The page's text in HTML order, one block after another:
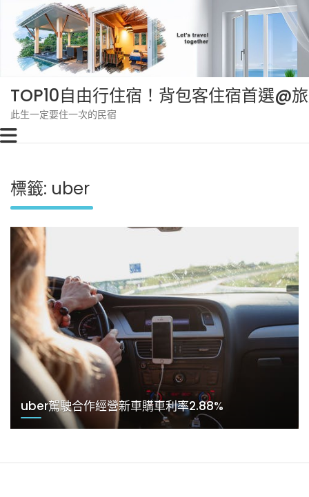
content
TOP10自由行住宿！背包客住宿首選@
此生一定要住一次的民宿
標籤: uber
uber駕駛合作經營新車購車利率2.88%